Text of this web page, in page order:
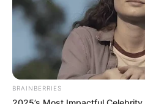
HOROSCOPE 2026
NUMÉROS LES PLUS
MILLIONS
Quels numéros sortent
Powerball ?
BRAINBERRIES